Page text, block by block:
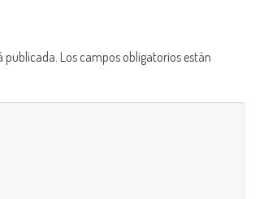
publicada. Los campos obligatorios están